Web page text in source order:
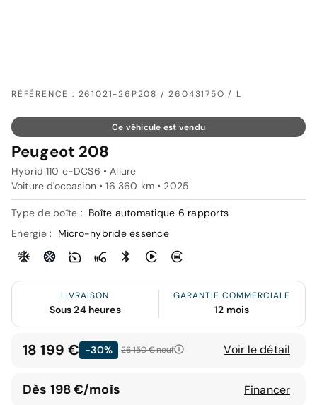
RÉFÉRENCE : 261021-26P208 / 26043175O / L
Ce véhicule est vendu
Peugeot 208
Hybrid 110 e-DCS6 • Allure
Voiture d'occasion • 16 360 km • 2025
Type de boîte : Boîte automatique 6 rapports
Energie :
Micro-hybride essence
LIVRAISON
Sous 24 heures
GARANTIE COMMERCIALE
12 mois
18 199 € -30% 26 150 €neuf Voir le détail
Dès 198 €/mois Financer